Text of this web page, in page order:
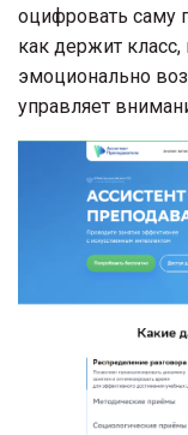
оцифровать саму
как держит класс,
эмоционально
управляет